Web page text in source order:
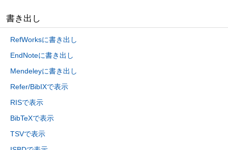
書き出し
RefWorksに書き出し
EndNoteに書き出し
Mendeleyに書き出し
Refer/BibIXで表示
RISで表示
BibTeXで表示
TSVで表示